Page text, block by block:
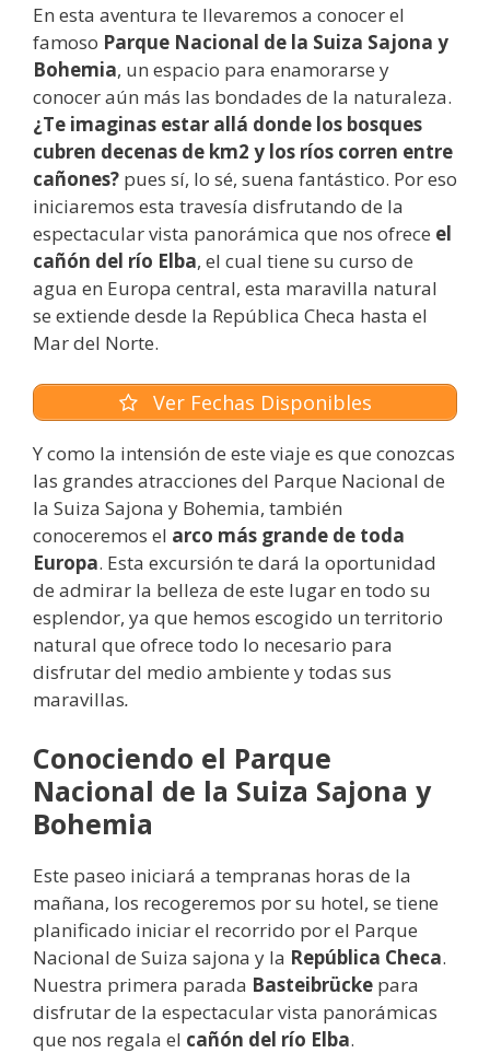
En esta aventura te llevaremos a conocer el
famoso Parque Nacional de la Suiza Sajona y
Bohemia, un espacio para enamorarse y
conocer aún más las bondades de la naturaleza.
¿Te imaginas estar allá donde los bosques
cubren decenas de km2 y los ríos corren entre
cañones? pues sí, lo sé, suena fantástico. Por eso
iniciaremos esta travesía disfrutando de la
espectacular vista panorámica que nos ofrece el
cañón del río Elba, el cual tiene su curso de
agua en Europa central, esta maravilla natural
se extiende desde la República Checa hasta el
Mar del Norte.
Ver Fechas Disponibles
Y como la intensión de este viaje es que conozcas
las grandes atracciones del Parque Nacional de
la Suiza Sajona y Bohemia, también
conoceremos el arco más grande de toda
Europa. Esta excursión te dará la oportunidad
de admirar la belleza de este lugar en todo su
esplendor, ya que hemos escogido un territorio
natural que ofrece todo lo necesario para
disfrutar del medio ambiente y todas sus
maravillas.
Conociendo el Parque
Nacional de la Suiza Sajona y
Bohemia
Este paseo iniciará a tempranas horas de la
mañana, los recogeremos por su hotel, se tiene
planificado iniciar el recorrido por el Parque
Nacional de Suiza sajona y la República Checa.
Nuestra primera parada Basteibrücke para
disfrutar de la espectacular vista panorámicas
que nos regala el cañón del río Elba.